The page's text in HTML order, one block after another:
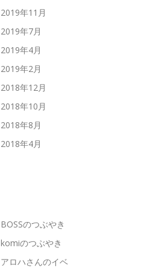
2019年11月
2019年7月
2019年4月
2019年2月
2018年12月
2018年10月
2018年8月
2018年4月
BOSSのつぶやき
komiのつぶやき
アロハさんのイベ